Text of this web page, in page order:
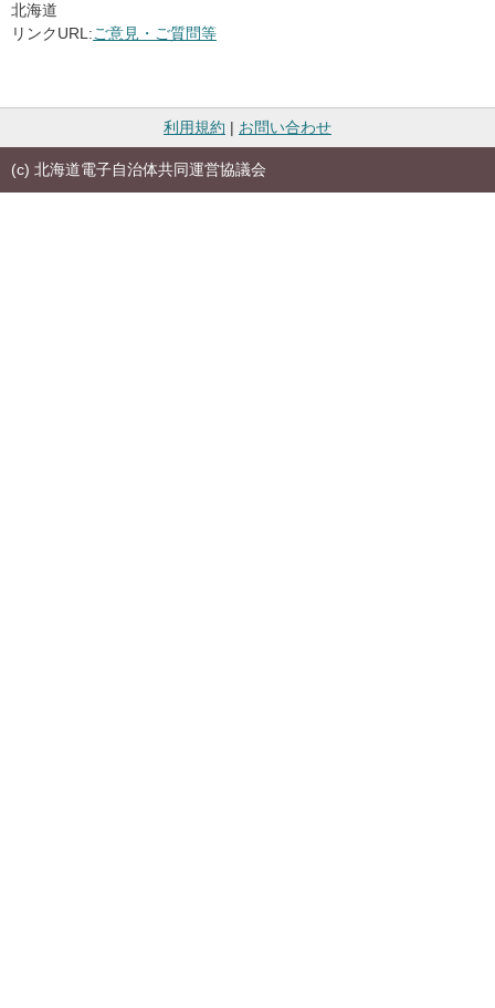
北海道
リンクURL:ご意見・ご質問等
利用規約 | お問い合わせ
(c) 北海道電子自治体共同運営協議会